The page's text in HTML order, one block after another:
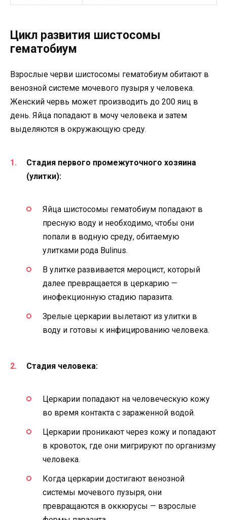
Цикл развития шистосомы
гематобиум
Взрослые черви шистосомы гематобиум обитают в
венозной системе мочевого пузыря у человека.
Женский червь может производить до 200 яиц в
день. Яйца попадают в мочу человека и затем
выделяются в окружающую среду.
Стадия первого промежуточного хозяина
(улитки):
Яйца шистосомы гематобиум попадают в
пресную воду и необходимо, чтобы они
попали в водную среду, обитаемую
улитками рода Bulinus.
В улитке развивается мероцист, который
далее превращается в церкарию —
инофекционную стадию паразита.
Зрелые церкарии вылетают из улитки в
воду и готовы к инфицированию человека.
Стадия человека:
Церкарии попадают на человеческую кожу
во время контакта с зараженной водой.
Церкарии проникают через кожу и попадают
в кровоток, где они мигрируют по организму
человека.
Когда церкарии достигают венозной
системы мочевого пузыря, они
превращаются в оккюрусы — взрослые